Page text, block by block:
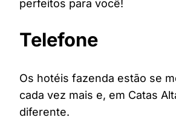
perfeitos para você!
Telefone
Os hotéis fazenda estão se
cada vez mais e, em Catas
diferente.